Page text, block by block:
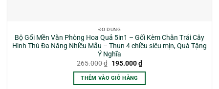
ĐỒ DÙNG
Bộ Gối Mền Văn Phòng Hoa Quả 5in1 – Gối Kèm Chăn Trái Cây
Hình Thú Đa Năng Nhiều Mẫu – Thun 4 chiều siêu mịn, Quà Tặng
Ý Nghĩa
265.000₫ Giá
là:
265.000 ₫.
195.000₫Giá
hiện
THÊM VÀO GIỎ HÀNG